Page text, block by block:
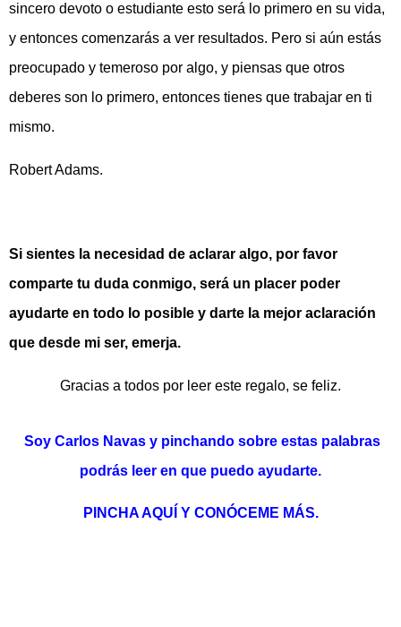
sincero devoto o estudiante esto será lo primero en su vida,
y entonces comenzarás a ver resultados. Pero si aún estás
preocupado y temeroso por algo, y piensas que otros
deberes son lo primero, entonces tienes que trabajar en ti
mismo.
Robert Adams.
Si sientes la necesidad de aclarar algo, por favor
comparte tu duda conmigo, será un placer poder
ayudarte en todo lo posible y darte la mejor aclaración
que desde mi ser, emerja.
Gracias a todos por leer este regalo, se feliz.
Soy Carlos Navas y pinchando sobre estas palabras
podrás leer en que puedo ayudarte.
PINCHA AQUÍ Y CONÓCEME MÁS.